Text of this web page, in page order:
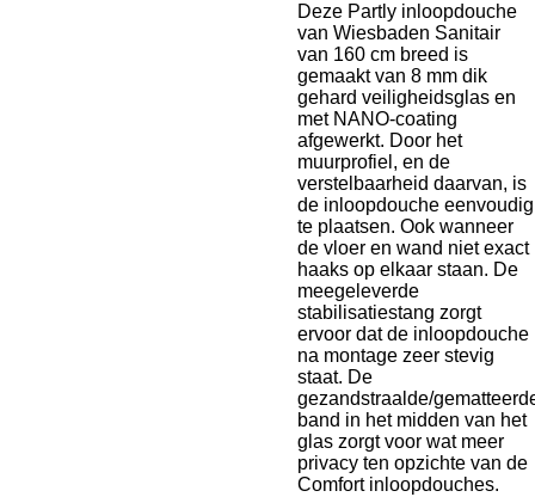
Deze Partly inloopdouche
van Wiesbaden Sanitair
van 160 cm breed is
gemaakt van 8 mm dik
gehard veiligheidsglas en
met NANO-coating
afgewerkt. Door het
muurprofiel, en de
verstelbaarheid daarvan, is
de inloopdouche eenvoudig
te plaatsen. Ook wanneer
de vloer en wand niet exact
haaks op elkaar staan. De
meegeleverde
stabilisatiestang zorgt
ervoor dat de inloopdouche
na montage zeer stevig
staat. De
gezandstraalde/
band in het midden van het
glas zorgt voor wat meer
privacy ten opzichte van de
Comfort inloopdouches.